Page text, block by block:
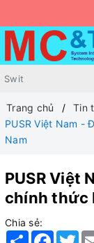
Trang chủ
Tin
PUSR Việt Nam -
Nam
PUSR Việt
chính thức
Chia sẻ:
Share